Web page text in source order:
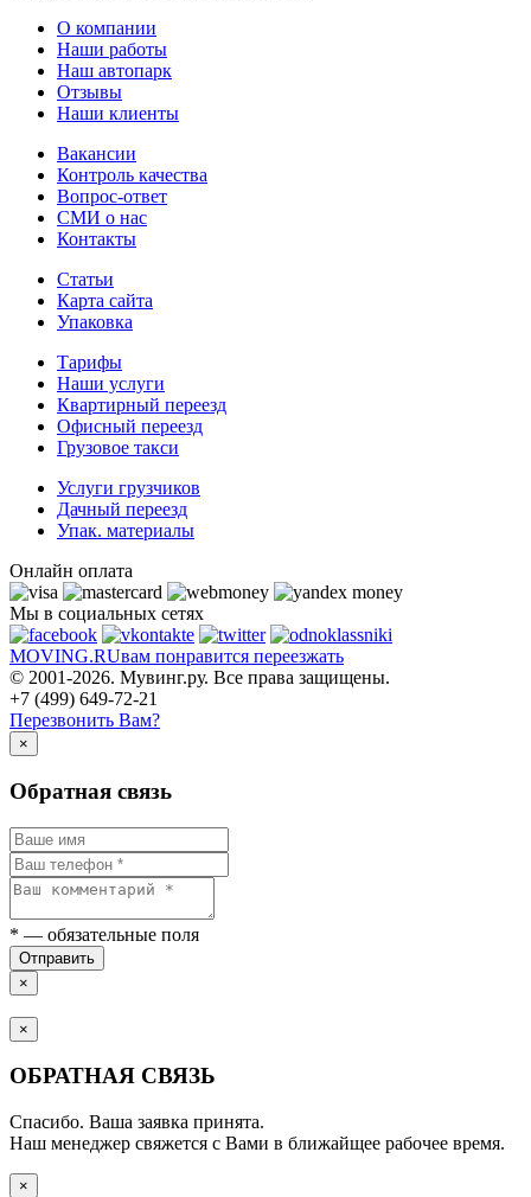
О компании
Наши работы
Наш автопарк
Отзывы
Наши клиенты
Вакансии
Контроль качества
Вопрос-ответ
СМИ о нас
Контакты
Статьи
Карта сайта
Упаковка
Тарифы
Наши услуги
Квартирный переезд
Офисный переезд
Грузовое такси
Услуги грузчиков
Дачный переезд
Упак. материалы
Онлайн оплата
Мы в социальных сетях
MOVING.RUвам понравится переезжать
© 2001-2026. Мувинг.ру. Все права защищены.
+7 (499) 649-72-21
Перезвонить Вам?
×
Обратная связь
* — обязательные поля
Отправить
×
×
ОБРАТНАЯ СВЯЗЬ
Спасибо. Ваша заявка принята.
Наш менеджер свяжется с Вами в ближайщее рабочее время.
×